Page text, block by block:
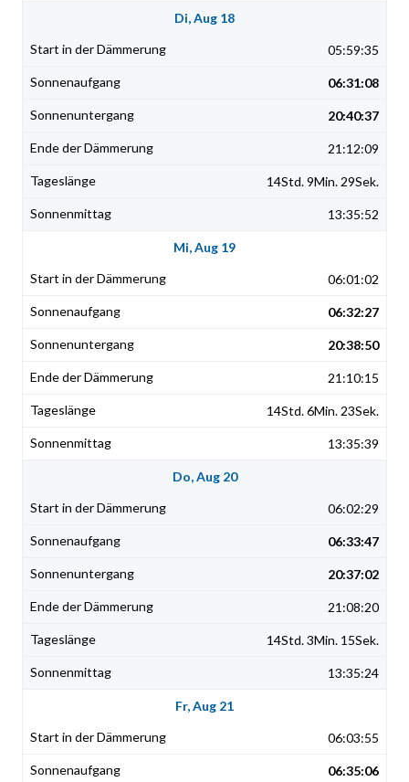
Di, Aug 18
05:59:35
06:31:08
20:40:37
21:12:09
14Std. 9Min. 29Sek.
13:35:52
Mi, Aug 19
06:01:02
06:32:27
20:38:50
21:10:15
14Std. 6Min. 23Sek.
13:35:39
Do, Aug 20
06:02:29
06:33:47
20:37:02
21:08:20
14Std. 3Min. 15Sek.
13:35:24
Fr, Aug 21
06:03:55
06:35:06